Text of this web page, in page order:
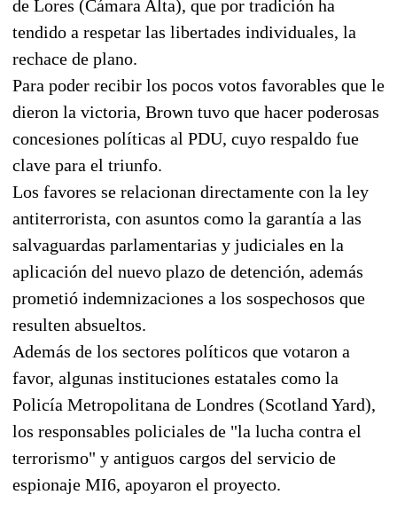
de Lores (Cámara Alta), que por tradición ha
tendido a respetar las libertades individuales, la
rechace de plano.
Para poder recibir los pocos votos favorables que le
dieron la victoria, Brown tuvo que hacer poderosas
concesiones políticas al PDU, cuyo respaldo fue
clave para el triunfo.
Los favores se relacionan directamente con la ley
antiterrorista, con asuntos como la garantía a las
salvaguardas parlamentarias y judiciales en la
aplicación del nuevo plazo de detención, además
prometió indemnizaciones a los sospechosos que
resulten absueltos.
Además de los sectores políticos que votaron a
favor, algunas instituciones estatales como la
Policía Metropolitana de Londres (Scotland Yard),
los responsables policiales de "la lucha contra el
terrorismo" y antiguos cargos del servicio de
espionaje MI6, apoyaron el proyecto.